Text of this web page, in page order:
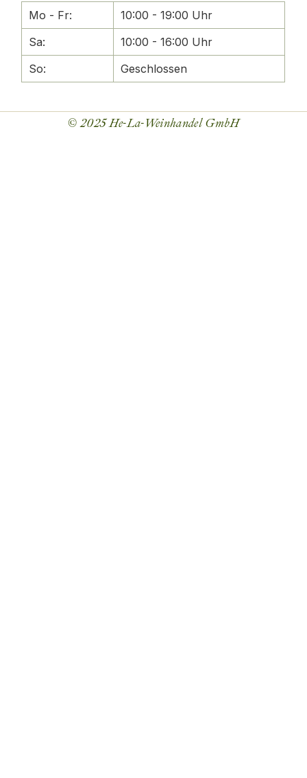
Mo - Fr:
10:00 - 19:00 Uhr
Sa:
10:00 - 16:00 Uhr
So:
Geschlossen
© 2025He-La-Weinhandel GmbH